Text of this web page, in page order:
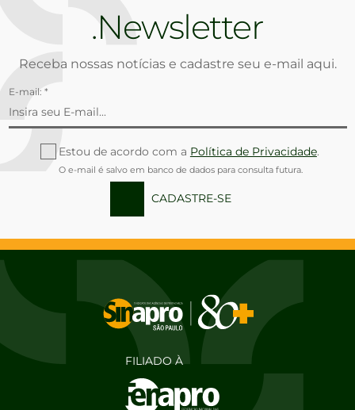
Newsletter
Receba nossas notícias e cadastre seu e-mail aqui.
E-mail: *
Estou de acordo com a Política de Privacidade.
O e-mail é salvo em banco de dados para consulta futura.
CADASTRE-SE
FILIADO À